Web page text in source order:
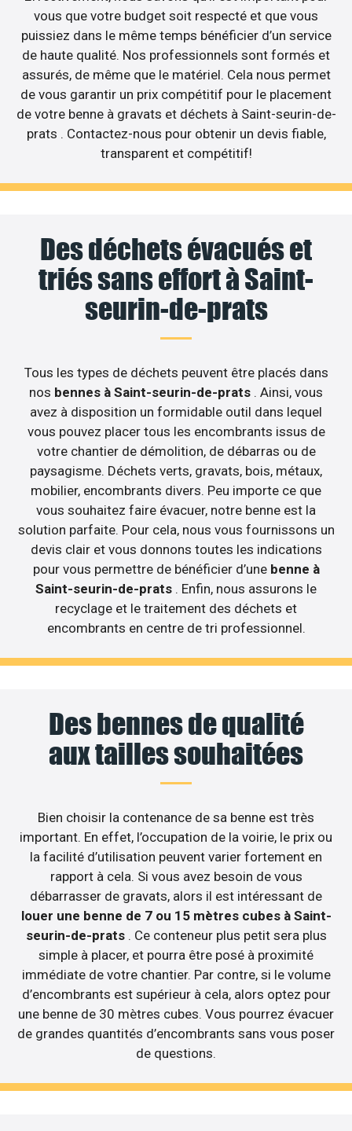
vous que votre budget soit respecté et que vous
puissiez dans le même temps bénéficier d’un service
de haute qualité. Nos professionnels sont formés et
assurés, de même que le matériel. Cela nous permet
de vous garantir un prix compétitif pour le placement
de votre benne à gravats et déchets à Saint-seurin-de-
prats . Contactez-nous pour obtenir un devis fiable,
transparent et compétitif!
Des déchets évacués et
triés sans effort à Saint-
seurin-de-prats
Tous les types de déchets peuvent être placés dans
nos bennes à Saint-seurin-de-prats . Ainsi, vous
avez à disposition un formidable outil dans lequel
vous pouvez placer tous les encombrants issus de
votre chantier de démolition, de débarras ou de
paysagisme. Déchets verts, gravats, bois, métaux,
mobilier, encombrants divers. Peu importe ce que
vous souhaitez faire évacuer, notre benne est la
solution parfaite. Pour cela, nous vous fournissons un
devis clair et vous donnons toutes les indications
pour vous permettre de bénéficier d’une benne à
Saint-seurin-de-prats . Enfin, nous assurons le
recyclage et le traitement des déchets et
encombrants en centre de tri professionnel.
Des bennes de qualité
aux tailles souhaitées
Bien choisir la contenance de sa benne est très
important. En effet, l’occupation de la voirie, le prix ou
la facilité d’utilisation peuvent varier fortement en
rapport à cela. Si vous avez besoin de vous
débarrasser de gravats, alors il est intéressant de
louer une benne de 7 ou 15 mètres cubes à Saint-
seurin-de-prats . Ce conteneur plus petit sera plus
simple à placer, et pourra être posé à proximité
immédiate de votre chantier. Par contre, si le volume
d’encombrants est supérieur à cela, alors optez pour
une benne de 30 mètres cubes. Vous pourrez évacuer
de grandes quantités d’encombrants sans vous poser
de questions.